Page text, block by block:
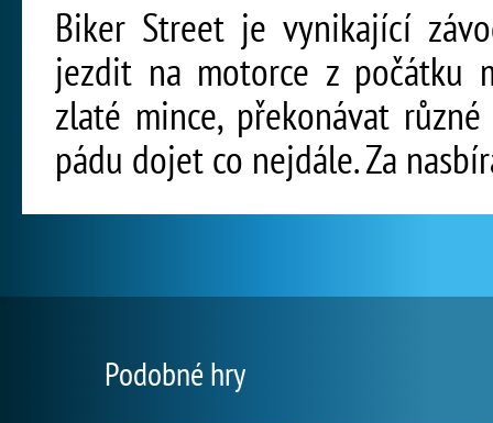
Biker Street je vynikající
jezdit na motorce z počátku
zlaté mince, překonávat
pádu dojet co nejdále. Za
Podobné hry